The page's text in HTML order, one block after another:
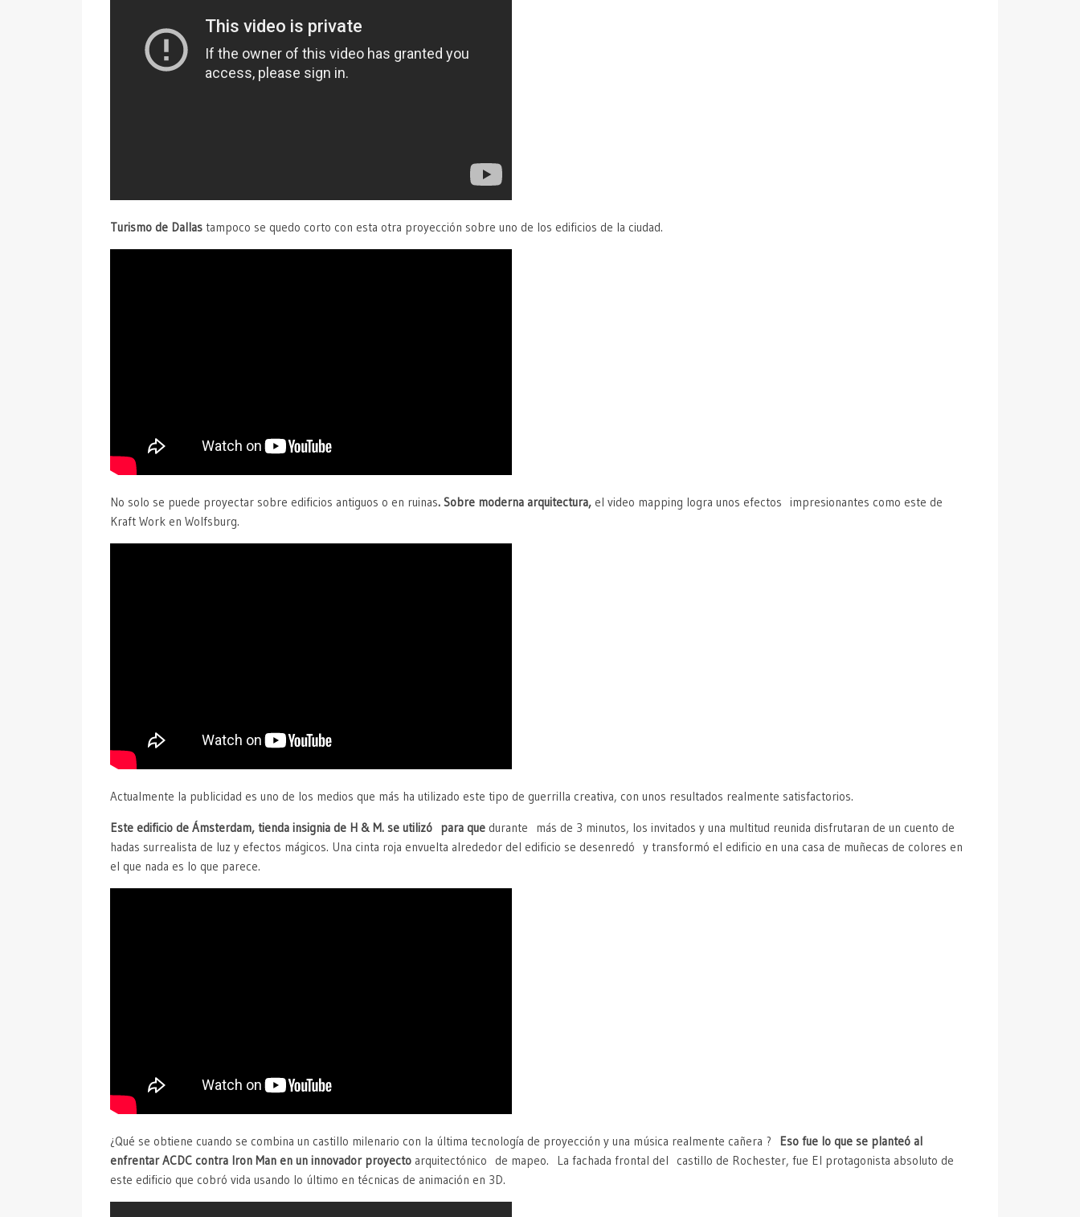
Turismo de Dallas tampoco se quedo corto con esta otra proyección sobre uno de los edificios de la ciudad.
No solo se puede proyectar sobre edificios antiguos o en ruinas. Sobre moderna arquitectura, el video mapping logra unos efectos impresionantes como este de
Kraft Work en Wolfsburg.
Actualmente la publicidad es uno de los medios que más ha utilizado este tipo de guerrilla creativa, con unos resultados realmente satisfactorios.
Este edificio de Ámsterdam, tienda insignia de H & M. se utilizó para que durante más de 3 minutos, los invitados y una multitud reunida disfrutaran de un cuento de
hadas surrealista de luz y efectos mágicos. Una cinta roja envuelta alrededor del edificio se desenredó y transformó el edificio en una casa de muñecas de colores en
el que nada es lo que parece.
¿Qué se obtiene cuando se combina un castillo milenario con la última tecnología de proyección y una música realmente cañera ?
Eso fue lo que se planteó al
enfrentar ACDC contra Iron Man en un innovador proyecto arquitectónico de mapeo. La fachada frontal del castillo de Rochester, fue El protagonista absoluto de
este edificio que cobró vida usando lo último en técnicas de animación en 3D.